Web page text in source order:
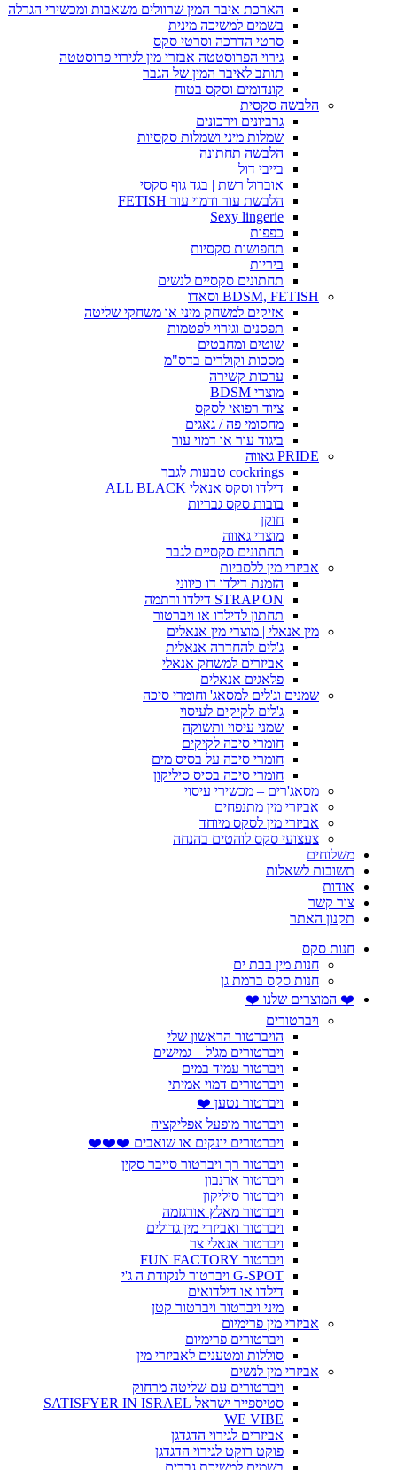
הארכת איבר המין שרוולים משאבות ומכשירי הגדלה
בשמים למשיכה מינית
סרטי הדרכה וסרטי סקס
גירוי הפרוסטטה אבזרי מין לגירוי פרוסטטה
תותב לאיבר המין של הגבר
קונדומים וסקס בטוח
הלבשה סקסית
גרביונים וירכונים
שמלות מיני ושמלות סקסיות
הלבשה תחתונה
בייבי דול
אוברול רשת | בגד גוף סקסי
הלבשת עור ודמוי עור FETISH
Sexy lingerie
כפפות
תחפושות סקסיות
ביריות
תחתונים סקסיים לנשים
BDSM, FETISH וסאדו
אזיקים למשחק מיני או משחקי שליטה
תפסנים וגירוי לפטמות
שוטים ומחבטים
מסכות וקולרים בדס"מ
ערכות קשירה
מוצרי BDSM
ציוד רפואי לסקס
מחסומי פה / גאגים
ביגוד עור או דמוי עור
PRIDE גאווה
cockrings טבעות לגבר
דילדו וסקס אנאלי ALL BLACK
בובות סקס גבריות
חוקן
מוצרי גאווה
תחתונים סקסיים לגבר
אביזרי מין ללסביות
הזמנת דילדו דו כיווני
STRAP ON דילדו ורתמה
תחתון לדילדו או ויברטור
מין אנאלי | מוצרי מין אנאלים
ג'לים להחדרה אנאלית
אביזרים למשחק אנאלי
פלאגים אנאלים
שמנים וג'לים למסאג' וחומרי סיכה
ג'לים לקיקים לעיסוי
שמני עיסוי ותשוקה
חומרי סיכה לקיקים
חומרי סיכה על בסיס מים
חומרי סיכה בסיס סיליקון
מסאג'רים – מכשירי עיסוי
אביזרי מין מתנפחים
אביזרי מין לסקס מיוחד
צעצועי סקס לוהטים בהנחה
משלוחים
תשובות לשאלות
אודות
צור קשר
תקנון האתר
חנות סקס
חנות מין בבת ים
חנות סקס ברמת גן
❤️ המוצרים שלנו ❤️
ויברטורים
הויברטור הראשון שלי
ויברטורים מג'ל – גמישים
ויברטור עמיד במים
ויברטורים דמוי אמיתי
ויברטור נטען ❤️
ויברטור מופעל אפליקציה
ויברטורים יונקים או שואבים ❤️❤️❤️
ויברטור רך ויברטור סייבר סקין
ויברטור ארנבון
ויברטור סיליקון
ויברטור מאלץ אורגזמה
ויברטור ואביזרי מין גדולים
ויברטור אנאלי צר
ויברטור FUN FACTORY
G-SPOT ויברטור לנקודת ה ג'י
דילדו או דילדואים
מיני ויברטור ויברטור קטן
אביזרי מין פרימיום
ויברטורים פרימיום
סוללות ומטענים לאביזרי מין
אביזרי מין לנשים
ויברטורים עם שליטה מרחוק
סטיספייר ישראל SATISFYER IN ISRAEL
WE VIBE
אביזרים לגירוי הדגדגן
פוקט רוקט לגירוי הדגדגן
בשמים למשיכת גברים